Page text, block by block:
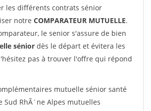
les différents contrats sénior
notre COMPARATEUR MUTUELLE.
le senior s'assure de bien
sénior dès le départ et évitera les
pas à trouver l'offre qui répond
mutuelle sénior santé
Sud RhÃ´ne Alpes mutuelles